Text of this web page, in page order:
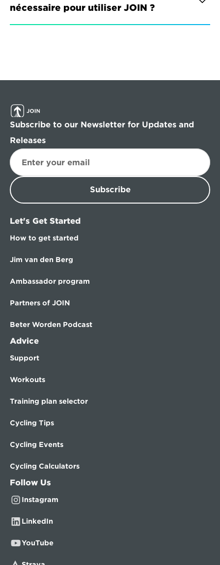
nécessaire pour utiliser JOIN ?
Subscribe to our Newsletter for Updates and
Releases
Subscribe
Let's Get Started
How to get started
Jim van den Berg
Ambassador program
Partners of JOIN
Beter Worden Podcast
Advice
Support
Workouts
Training plan selector
Cycling Tips
Cycling Events
Cycling Calculators
Follow Us
Instagram
LinkedIn
YouTube